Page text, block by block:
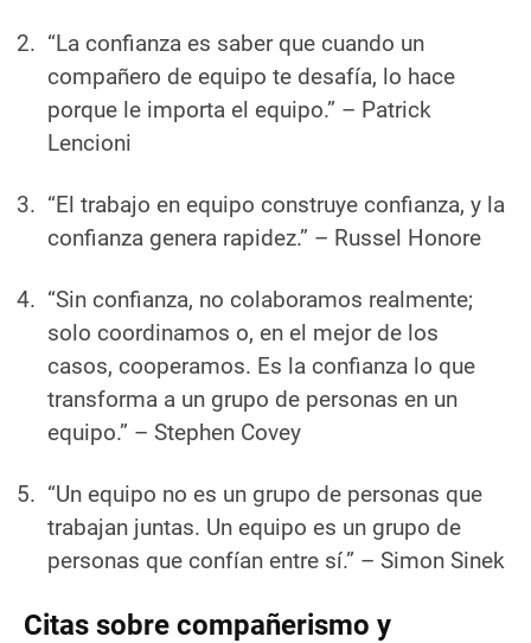
“La confianza es saber que cuando un
compañero de equipo te desafía, lo hace
porque le importa el equipo.” – Patrick
Lencioni
“El trabajo en equipo construye confianza, y la
confianza genera rapidez.” – Russel Honore
“Sin confianza, no colaboramos realmente;
solo coordinamos o, en el mejor de los
casos, cooperamos. Es la confianza lo que
transforma a un grupo de personas en un
equipo.” – Stephen Covey
“Un equipo no es un grupo de personas que
trabajan juntas. Un equipo es un grupo de
personas que confían entre sí.” – Simon Sinek
Citas sobre compañerismo y